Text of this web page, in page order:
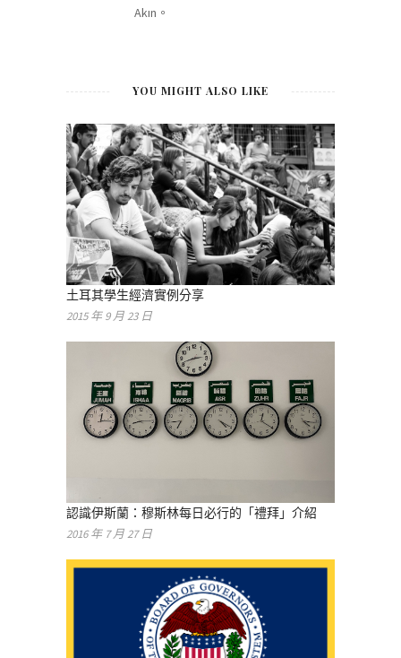
Akın。
YOU MIGHT ALSO LIKE
土耳其學生經濟實例分享
2015 年 9 月 23 日
認識伊斯蘭：穆斯林每日必行的「禮拜」介紹
2016 年 7 月 27 日